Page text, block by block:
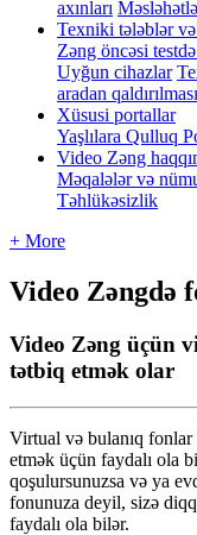
axınları
Texniki tələblər və
Zəng öncəsi
Uyğun cihazlar
aradan qaldırılması
Xüsusi portallar
Yaşlılara Qulluq
Video Zəng
Məqalələr və
Təhlükəsizlik
+ More
Video Zəngdə
Video Zəng üçün
tətbiq etmək olar
Virtual və bulanıq fonlar
etmək üçün faydalı ola
qoşulursunuzsa və ya
fonunuza deyil, sizə diqq
faydalı ola bilər.